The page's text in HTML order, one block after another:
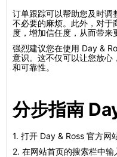
订单跟踪可以帮助您及时调
不必要的麻烦。此外，对于
度，增加信任度，从而带来
强烈建议您在使用 Day &
意识。这不仅可以让您放心
和可靠性。
分步指南
1. 打开 Day & Ross 官方网站
2. 在网站首页的搜索栏中输